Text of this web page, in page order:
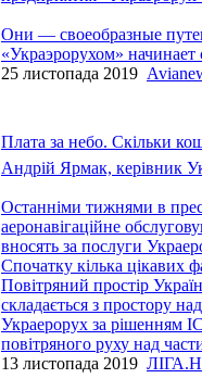
Они — своеобразные
«Украэрорухом»
25 листопада 2019
Плата за небо. Скільки
Андрій Ярмак, керівник
Останніми тижнями в
аеронавігаційне
вносять за послуги
Спочатку кілька цікавих
Повітряний простір
складається з простору
Украерорух за рішенням
повітряного руху над
13 листопада 2019